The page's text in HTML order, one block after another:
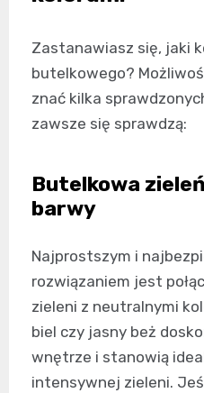
Zastanawiasz się, jaki
butelkowego?
znać kilka
zawsze się sprawdzą:
Butelkowa
barwy
Najprostszym i
rozwiązaniem jest
zieleni z neutralnymi
biel czy jasny beż
wnętrze i stanowią
intensywnej zieleni.